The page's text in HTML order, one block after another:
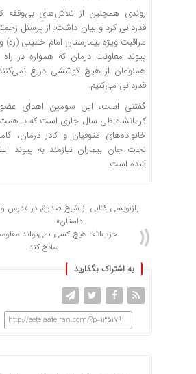
روندی همچنین از تلاش‌های بی‌وقفه
قدردانی کرد و بیان داشت: از پرسنل
مراقبت ویژه بیمارستان امام خمینی (ره)
پیوند معاونت درمان که همواره در
همنوعان از هیچ کوششی دریغ
قدردانی می‌کنیم.
گفتنی است، این سومین اهدای
کرمانشاه طی سال جاری است که با
خانواده‌های متوفیان و کادر درمان،
نجات جان بیماران نیازمند به پیوند
شده است.
بازنویسی کتابی از شیخ صدوق در «درس و
داستان»
حزب‌الله: هیچ کسی نمی‌تواند
سلاح کند
به اشتراک بگذارید
http://eetelaateiran.com/?p=135179